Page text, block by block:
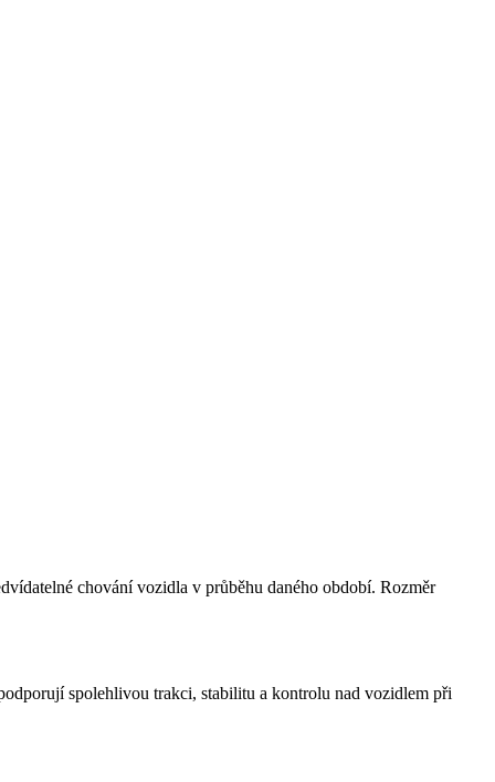
chování vozidla v průběhu daného období. Rozměr
spolehlivou trakci, stabilitu a kontrolu nad vozidlem při